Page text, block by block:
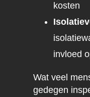
kosten
invloed
Wat veel
gedegen